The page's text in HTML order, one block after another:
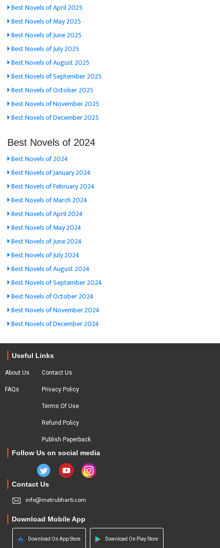
Best Novels of April 2025
Best Novels of May 2025
Best Novels of June 2025
Best Novels of July 2025
Best Novels of August 2025
Best Novels of September 2025
Best Novels of October 2025
Best Novels of November 2025
Best Novels of December 2025
Best Novels of 2024
Best Novels of 2024
Best Novels of January 2024
Best Novels of February 2024
Best Novels of March 2024
Best Novels of April 2024
Best Novels of May 2024
Best Novels of June 2024
Best Novels of July 2024
Best Novels of August 2024
Best Novels of September 2024
Best Novels of October 2024
Best Novels of November 2024
Best Novels of December 2024
Useful Links
About Us
FAQs
Contact Us
Privacy Policy
Terms Of Use
Refund Policy
Publish Paperback
Follow Us on social media
Contact Us
info@matrubharti.com
Download Mobile App
Download On App Store Download On Play Store